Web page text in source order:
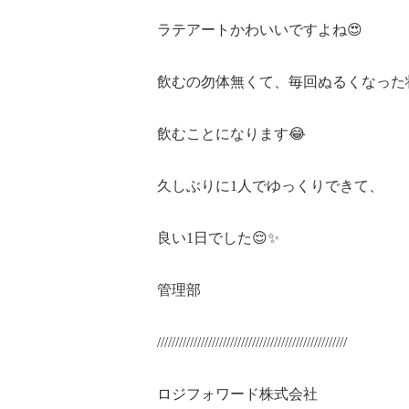
ラテアートかわいいですよね😍
飲むの勿体無くて、毎回ぬるくなった
飲むことになります😂
久しぶりに1人でゆっくりできて、
良い1日でした😌✨
管理部
////////////////////////////////////////////////////
ロジフォワード株式会社